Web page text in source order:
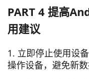
PART 4 提高
用建议
1. 立即停止使用设
操作设备，避免新